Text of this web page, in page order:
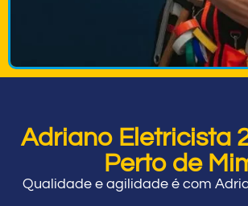
Adriano Eletricista
Perto de
Qualidade e agilidade é com